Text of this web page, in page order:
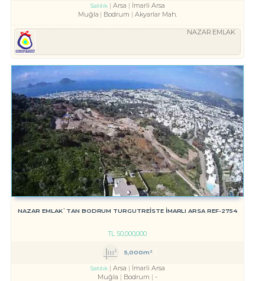
Satılık Arsa
İmarli Arsa
Muğla
Bodrum Akyarlar Mah.
NAZAR EMLAK
NAZAR EMLAK`TAN BODRUM TURGUTREİSTE İMARLI ARSA REF-2754
TL50,000,000
5,000m²
Satılık Arsa
İmarli Arsa
Muğla
Bodrum -